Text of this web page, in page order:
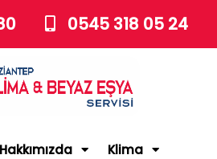
0545 318 05 24
Hakkımızda Klima